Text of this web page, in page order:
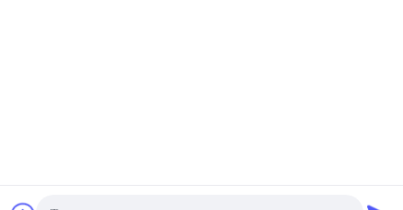
จีน คุณภาพดี เหล็กม้วนเคลือบสีล่วงหน้า ผู้จัดจําหน่าย.ลิขสิทธิ์ -2026